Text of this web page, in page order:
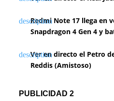
Redmi Note 17 llega en
Snapdragon 4 Gen 4 y
Ver en directo el Petro
Reddis (Amistoso)
PUBLICIDAD 2